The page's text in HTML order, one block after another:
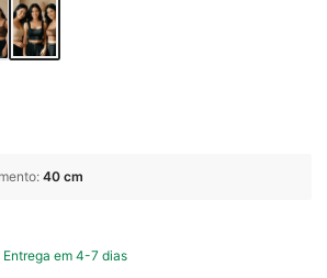
: 40 cm
Entrega em 4-7 dias